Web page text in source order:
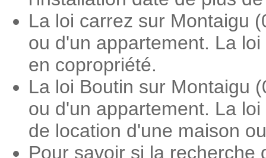
La loi carrez sur Montaigu
ou d'un appartement. La
en copropriété.
La loi Boutin sur Montaigu
ou d'un appartement. La
de location d'une maison
Pour savoir si la recherche